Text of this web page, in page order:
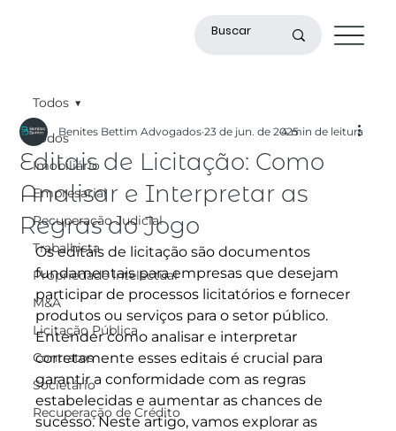
Todos
Imobiliário
Empresarial
Recuperação Judicial
Trabalhista
Propriedade Intelectual
M&A
Licitação Pública
Contratos
Societário
Recuperação de Crédito
Todos
Editais de Licitação: Como
Analisar e Interpretar as
Regras do Jogo
Benites Bettim Advogados 23 de jun. de 20254 min de leitura
Os editais de licitação são documentos
fundamentais para empresas que desejam
participar de processos licitatórios e fornecer
produtos ou serviços para o setor público.
Entender como analisar e interpretar
corretamente esses editais é crucial para
garantir a conformidade com as regras
estabelecidas e aumentar as chances de
sucesso. Neste artigo, vamos explorar as